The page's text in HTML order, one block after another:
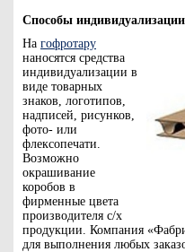
Способы
На гофротару
наносятся средства
индивидуализации в
виде товарных
знаков, логотипов,
надписей, рисунков,
фото- или
флексопечати.
Возможно
окрашивание
коробов в
фирменные цвета
производителя с/х
продукции. Компания
для выполнения любых